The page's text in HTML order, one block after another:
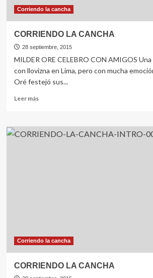
Corriendo la cancha
CORRIENDO LA CANCHA
28 septiembre, 2015
MILDER ORE CELEBRO CON AMIGOS
con llovizna en Lima, pero con mucha
Oré festejó sus...
Leer másLeer
CORRIENDO
LA
Corriendo la cancha
CORRIENDO LA CANCHA